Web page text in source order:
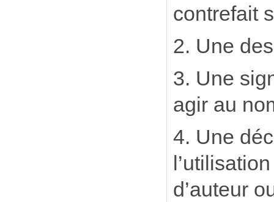
contrefait
2. Une
3. Une
agir au
4. Une
d’auteur